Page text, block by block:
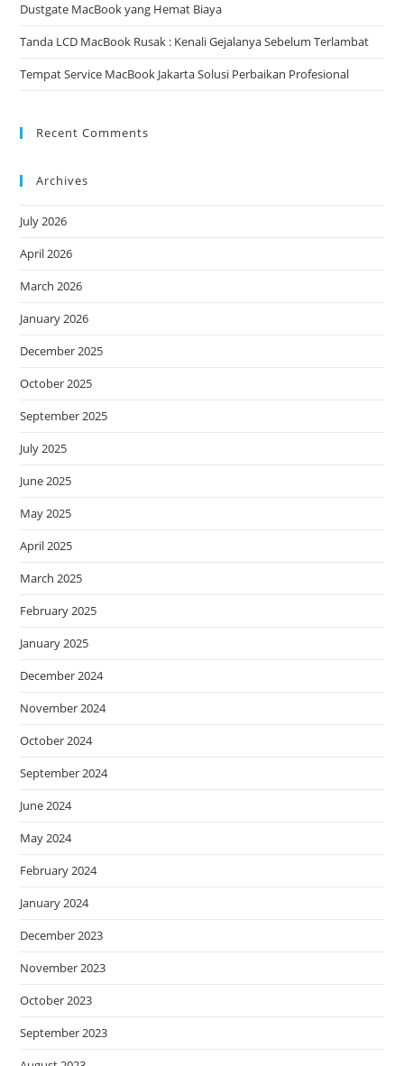
Dustgate MacBook yang Hemat Biaya
Tanda LCD MacBook Rusak : Kenali Gejalanya Sebelum Terlambat
Tempat Service MacBook Jakarta Solusi Perbaikan Profesional
Recent Comments
Archives
July 2026
April 2026
March 2026
January 2026
December 2025
October 2025
September 2025
July 2025
June 2025
May 2025
April 2025
March 2025
February 2025
January 2025
December 2024
November 2024
October 2024
September 2024
June 2024
May 2024
February 2024
January 2024
December 2023
November 2023
October 2023
September 2023